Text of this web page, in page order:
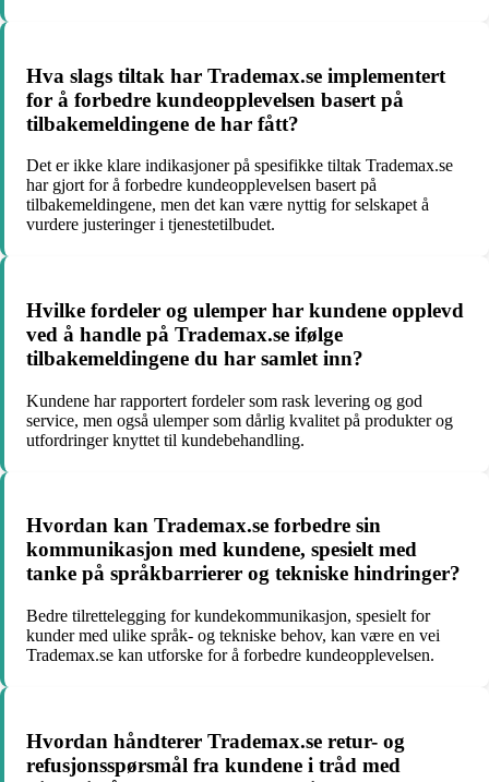
Hva slags tiltak har Trademax.se implementert
for å forbedre kundeopplevelsen basert på
tilbakemeldingene de har fått?
Det er ikke klare indikasjoner på spesifikke tiltak Trademax.se
har gjort for å forbedre kundeopplevelsen basert på
tilbakemeldingene, men det kan være nyttig for selskapet å
vurdere justeringer i tjenestetilbudet.
Hvilke fordeler og ulemper har kundene opplevd
ved å handle på Trademax.se ifølge
tilbakemeldingene du har samlet inn?
Kundene har rapportert fordeler som rask levering og god
service, men også ulemper som dårlig kvalitet på produkter og
utfordringer knyttet til kundebehandling.
Hvordan kan Trademax.se forbedre sin
kommunikasjon med kundene, spesielt med
tanke på språkbarrierer og tekniske hindringer?
Bedre tilrettelegging for kundekommunikasjon, spesielt for
kunder med ulike språk- og tekniske behov, kan være en vei
Trademax.se kan utforske for å forbedre kundeopplevelsen.
Hvordan håndterer Trademax.se retur- og
refusjonsspørsmål fra kundene i tråd med